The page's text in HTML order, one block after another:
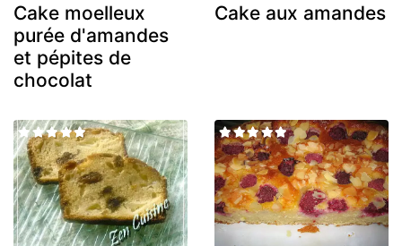
Cake moelleux
purée d'amandes
et pépites de
chocolat
Cake aux amandes